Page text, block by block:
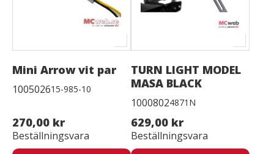
Mini Arrow vit par
100502615-985-10
270,00 kr
Beställningsvara
TURN LIGHT MODEL
MASA BLACK
10008024871N
629,00 kr
Beställningsvara